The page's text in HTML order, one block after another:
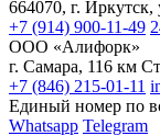
664070, г. Иркутск,
+7 (914) 900-11-49
ООО «Алифорк»
г. Самара, 116 км
+7 (846) 215-01-11
Единый номер по
Whatsapp Telegram